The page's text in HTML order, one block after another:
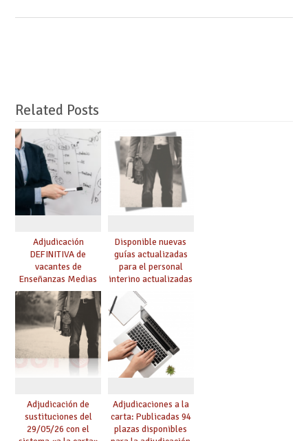
Related Posts
Adjudicación
DEFINITIVA de
vacantes de
Enseñanzas Medias
para el curso 26-27
Disponible nuevas
guías actualizadas
para el personal
interino actualizadas
para el curso 26/27
Adjudicación de
sustituciones del
29/05/26 con el
Adjudicaciones a la
carta: Publicadas 94
plazas disponibles